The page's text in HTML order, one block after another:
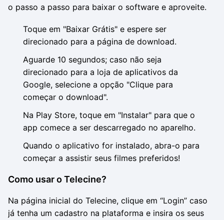
o passo a passo para baixar o software e aproveite.
Toque em "Baixar Grátis" e espere ser
direcionado para a página de download.
Aguarde 10 segundos; caso não seja
direcionado para a loja de aplicativos da
Google, selecione a opção "Clique para
começar o download".
Na Play Store, toque em "Instalar" para que o
app comece a ser descarregado no aparelho.
Quando o aplicativo for instalado, abra-o para
começar a assistir seus filmes preferidos!
Como usar o Telecine?
Na página inicial do Telecine, clique em “Login” caso
já tenha um cadastro na plataforma e insira os seus